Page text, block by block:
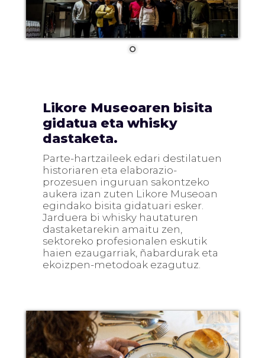
Likore Museoaren bisita
gidatua eta whisky
dastaketa.
Parte-hartzaileek edari destilatuen
historiaren eta elaborazio-
prozesuen inguruan sakontzeko
aukera izan zuten Likore Museoan
egindako bisita gidatuari esker.
Jarduera bi whisky hautaturen
dastaketarekin amaitu zen,
sektoreko profesionalen eskutik
haien ezaugarriak, ñabardurak eta
ekoizpen-metodoak ezagutuz.